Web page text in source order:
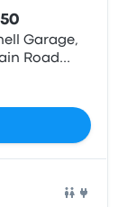
Garage,
Road